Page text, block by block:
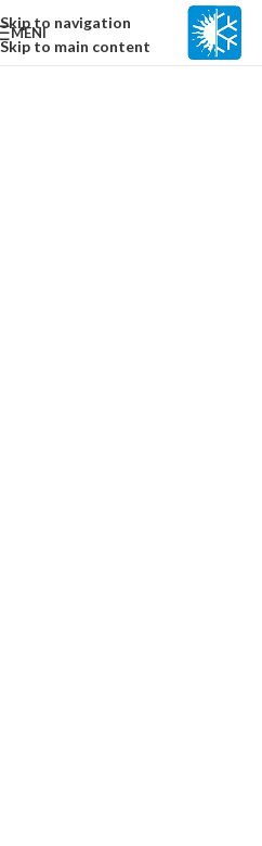
Skip to navigation
Skip to main content
MENI